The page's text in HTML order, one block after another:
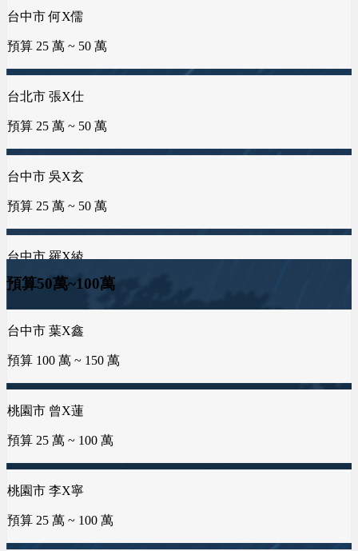
預算 25 萬 ~ 50 萬
預算 25 萬 ~ 50 萬
彰化縣 詹X任
預算 25 萬 ~ 100 萬
基隆市 胡X姐
預算 50 萬 ~ 100 萬
台南市 郭X洺
預算 25 萬 ~ 100 萬
桃園市 謝X孝
預算 25 萬 ~ 100 萬
金門縣 許X浚
預算 25 萬 ~ 100 萬
台中市 葉X鑫
預算 100 萬 ~ 150 萬
桃園市 李X洋
新北市 蕭X微
台中市 李X靜
桃園市 黃X祥
預算 100 萬 ~ 200 萬
預算 100 萬 ~ 250 萬
預算 150 萬 ~ 300 萬
台北市 張X仕
預算 25 萬 ~ 50 萬
台中市 吳X玄
預算 25 萬 ~ 50 萬
台中市 羅X綾
預算 25 萬 ~ 50 萬
台南市 邱X羚
預算 25 萬 ~ 50 萬
新竹市 曾X莀
預算 25 萬 ~ 50 萬
新北市 許X鈞
預算 25 萬 ~ 50 萬
新北市 譚X生
預算 25 萬 ~ 50 萬
預算50萬~100萬
桃園市 曾X蓮
預算 25 萬 ~ 100 萬
桃園市 李X寧
預算 25 萬 ~ 100 萬
桃園市 秦X伶
預算 75 萬 ~ 100 萬